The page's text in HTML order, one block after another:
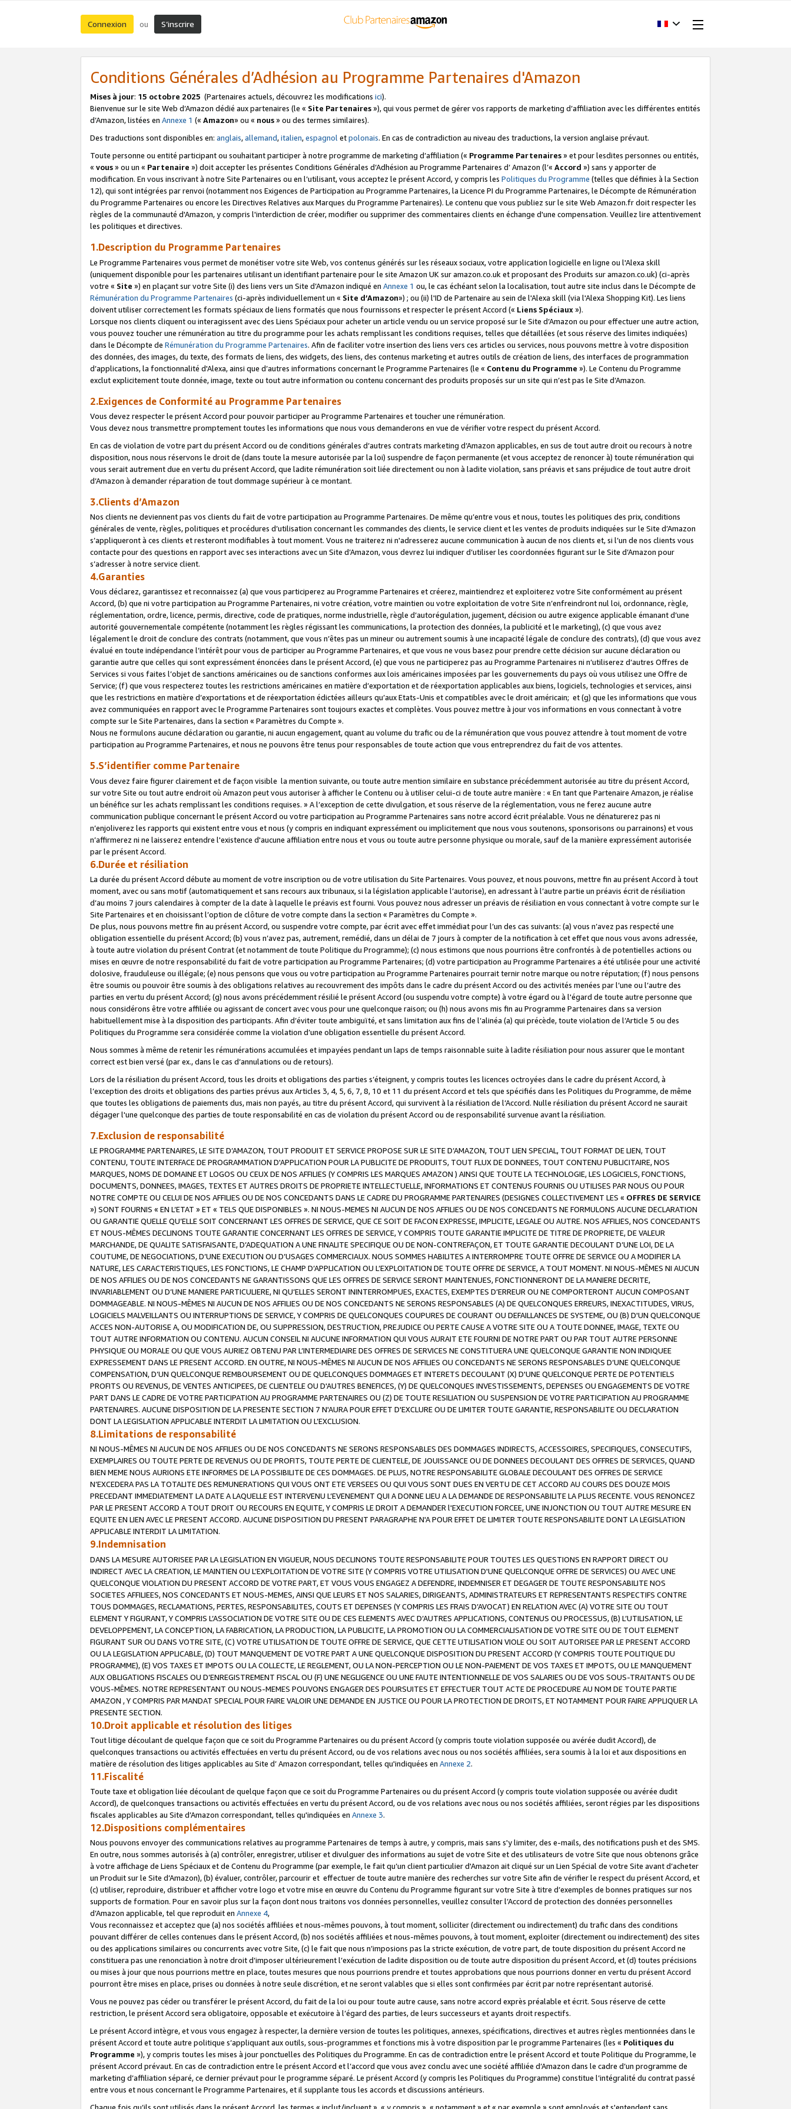
Connexion ou S’inscrire
Conditions Générales d’Adhésion au Programme Partenaires d'Amazon
Mises à jour: 15 octobre 2025 (Partenaires actuels, découvrez les modifications ici).
Bienvenue sur le site Web d’Amazon dédié aux partenaires (le « Site Partenaires»), qui vous permet de gérer vos rapports de marketing d’affiliation avec les différentes entités
d’Amazon, listées en Annexe 1 (« Amazon» ou « nous» ou des termes similaires).
Des traductions sont disponibles en: anglais,allemand,italien,espagnoletpolonais. En cas de contradiction au niveau des traductions, la version anglaise prévaut.
Toute personne ou entité participant ou souhaitant participer à notre programme de marketing d’affiliation (« Programme Partenaires» et pour lesdites personnes ou entités,
« vous» ou un « Partenaire ») doit accepter les présentes Conditions Générales d’Adhésion au Programme Partenaires d’ Amazon (l’« Accord ») sans y apporter de
modification. En vous inscrivant à notre Site Partenaires ou en l’utilisant, vous acceptez le présent Accord, y compris les Politiques du Programme (telles que définies à la Section
12), qui sont intégrées par renvoi (notamment nos Exigences de Participation au Programme Partenaires, la Licence PI du Programme Partenaires, le Décompte de Rémunération
du Programme Partenaires ou encore les Directives Relatives aux Marques du Programme Partenaires). Le contenu que vous publiez sur le site Web Amazon.fr doit respecter les
règles de la communauté d'Amazon, y compris l'interdiction de créer, modifier ou supprimer des commentaires clients en échange d'une compensation. Veuillez lire attentivement
les politiques et directives.
1.Description du Programme Partenaires
Le Programme Partenaires vous permet de monétiser votre site Web, vos contenus générés sur les réseaux sociaux, votre application logicielle en ligne ou l'Alexa skill
(uniquement disponible pour les partenaires utilisant un identifiant partenaire pour le site Amazon UK sur amazon.co.uk et proposant des Produits sur amazon.co.uk) (ci-après
votre « Site ») en plaçant sur votre Site (i) des liens vers un Site d’Amazon indiqué en Annexe 1 ou, le cas échéant selon la localisation, tout autre site inclus dans le Décompte de
Rémunération du Programme Partenaires (ci-après individuellement un « Site d’Amazon») ; ou (ii) l'ID de Partenaire au sein de l'Alexa skill (via l'Alexa Shopping Kit). Les liens
doivent utiliser correctement les formats spéciaux de liens formatés que nous fournissons et respecter le présent Accord (« Liens Spéciaux»).
Lorsque nos clients cliquent ou interagissent avec des Liens Spéciaux pour acheter un article vendu ou un service proposé sur le Site d’Amazon ou pour effectuer une autre action,
vous pouvez toucher une rémunération au titre du programme pour les achats remplissant les conditions requises, telles que détaillées (et sous réserve des limites indiquées)
dans le Décompte de Rémunération du Programme Partenaires. Afin de faciliter votre insertion des liens vers ces articles ou services, nous pouvons mettre à votre disposition
des données, des images, du texte, des formats de liens, des widgets, des liens, des contenus marketing et autres outils de création de liens, des interfaces de programmation
d’applications, la fonctionnalité d'Alexa, ainsi que d’autres informations concernant le Programme Partenaires (le « Contenu du Programme »). Le Contenu du Programme
exclut explicitement toute donnée, image, texte ou tout autre information ou contenu concernant des produits proposés sur un site qui n’est pas le Site d’Amazon.
2.Exigences de Conformité au Programme Partenaires
Vous devez respecter le présent Accord pour pouvoir participer au Programme Partenaires et toucher une rémunération.
Vous devez nous transmettre promptement toutes les informations que nous vous demanderons en vue de vérifier votre respect du présent Accord.
En cas de violation de votre part du présent Accord ou de conditions générales d’autres contrats marketing d’Amazon applicables, en sus de tout autre droit ou recours à notre
disposition, nous nous réservons le droit de (dans toute la mesure autorisée par la loi) suspendre de façon permanente (et vous acceptez de renoncer à) toute rémunération qui
vous serait autrement due en vertu du présent Accord, que ladite rémunération soit liée directement ou non à ladite violation, sans préavis et sans préjudice de tout autre droit
d’Amazon à demander réparation de tout dommage supérieur à ce montant.
3.Clients d’Amazon
Nos clients ne deviennent pas vos clients du fait de votre participation au Programme Partenaires. De même qu’entre vous et nous, toutes les politiques des prix, conditions
générales de vente, règles, politiques et procédures d’utilisation concernant les commandes des clients, le service client et les ventes de produits indiquées sur le Site d’Amazon
s’appliqueront à ces clients et resteront modifiables à tout moment. Vous ne traiterez ni n'adresserez aucune communication à aucun de nos clients et, si l’un de nos clients vous
contacte pour des questions en rapport avec ses interactions avec un Site d’Amazon, vous devrez lui indiquer d’utiliser les coordonnées figurant sur le Site d’Amazon pour
s’adresser à notre service client.
4.Garanties
Vous déclarez, garantissez et reconnaissez (a) que vous participerez au Programme Partenaires et créerez, maintiendrez et exploiterez votre Site conformément au présent
Accord, (b) que ni votre participation au Programme Partenaires, ni votre création, votre maintien ou votre exploitation de votre Site n’enfreindront nul loi, ordonnance, règle,
réglementation, ordre, licence, permis, directive, code de pratiques, norme industrielle, règle d’autorégulation, jugement, décision ou autre exigence applicable émanant d’une
autorité gouvernementale compétente (notamment les règles régissant les communications, la protection des données, la publicité et le marketing), (c) que vous avez
légalement le droit de conclure des contrats (notamment, que vous n’êtes pas un mineur ou autrement soumis à une incapacité légale de conclure des contrats), (d) que vous avez
évalué en toute indépendance l’intérêt pour vous de participer au Programme Partenaires, et que vous ne vous basez pour prendre cette décision sur aucune déclaration ou
garantie autre que celles qui sont expressément énoncées dans le présent Accord, (e) que vous ne participerez pas au Programme Partenaires ni n’utiliserez d’autres Offres de
Services si vous faites l’objet de sanctions américaines ou de sanctions conformes aux lois américaines imposées par les gouvernements du pays où vous utilisez une Offre de
Service; (f) que vous respecterez toutes les restrictions américaines en matière d’exportation et de réexportation applicables aux biens, logiciels, technologies et services, ainsi
que les restrictions en matière d’exportations et de réexportation édictées ailleurs qu’aux Etats-Unis et compatibles avec le droit américain; et (g) que les informations que vous
avez communiquées en rapport avec le Programme Partenaires sont toujours exactes et complètes. Vous pouvez mettre à jour vos informations en vous connectant à votre
compte sur le Site Partenaires, dans la section « Paramètres du Compte ».
Nous ne formulons aucune déclaration ou garantie, ni aucun engagement, quant au volume du trafic ou de la rémunération que vous pouvez attendre à tout moment de votre
participation au Programme Partenaires, et nous ne pouvons être tenus pour responsables de toute action que vous entreprendrez du fait de vos attentes.
5.S’identifier comme Partenaire
Vous devez faire figurer clairement et de façon visible la mention suivante, ou toute autre mention similaire en substance précédemment autorisée au titre du présent Accord,
sur votre Site ou tout autre endroit où Amazon peut vous autoriser à afficher le Contenu ou à utiliser celui-ci de toute autre manière : « En tant que Partenaire Amazon, je réalise
un bénéfice sur les achats remplissant les conditions requises. » A l’exception de cette divulgation, et sous réserve de la réglementation, vous ne ferez aucune autre
communication publique concernant le présent Accord ou votre participation au Programme Partenaires sans notre accord écrit préalable. Vous ne dénaturerez pas ni
n’enjoliverez les rapports qui existent entre vous et nous (y compris en indiquant expressément ou implicitement que nous vous soutenons, sponsorisons ou parrainons) et vous
n’affirmerez ni ne laisserez entendre l'existence d'aucune affiliation entre nous et vous ou toute autre personne physique ou morale, sauf de la manière expressément autorisée
par le présent Accord.
6.Durée et résiliation
La durée du présent Accord débute au moment de votre inscription ou de votre utilisation du Site Partenaires. Vous pouvez, et nous pouvons, mettre fin au présent Accord à tout
moment, avec ou sans motif (automatiquement et sans recours aux tribunaux, si la législation applicable l’autorise), en adressant à l’autre partie un préavis écrit de résiliation
d’au moins 7 jours calendaires à compter de la date à laquelle le préavis est fourni. Vous pouvez nous adresser un préavis de résiliation en vous connectant à votre compte sur le
Site Partenaires et en choisissant l’option de clôture de votre compte dans la section « Paramètres du Compte ».
De plus, nous pouvons mettre fin au présent Accord, ou suspendre votre compte, par écrit avec effet immédiat pour l’un des cas suivants: (a) vous n’avez pas respecté une
obligation essentielle du présent Accord; (b) vous n’avez pas, autrement, remédié, dans un délai de 7 jours à compter de la notification à cet effet que nous vous avons adressée,
à toute autre violation du présent Contrat (et notamment de toute Politique du Programme); (c) nous estimons que nous pourrions être confrontés à de potentielles actions ou
mises en œuvre de notre responsabilité du fait de votre participation au Programme Partenaires; (d) votre participation au Programme Partenaires a été utilisée pour une activité
dolosive, frauduleuse ou illégale; (e) nous pensons que vous ou votre participation au Programme Partenaires pourrait ternir notre marque ou notre réputation; (f) nous pensons
être soumis ou pouvoir être soumis à des obligations relatives au recouvrement des impôts dans le cadre du présent Accord ou des activités menées par l’une ou l’autre des
parties en vertu du présent Accord; (g) nous avons précédemment résilié le présent Accord (ou suspendu votre compte) à votre égard ou à l'égard de toute autre personne que
nous considérons être votre affiliée ou agissant de concert avec vous pour une quelconque raison; ou (h) nous avons mis fin au Programme Partenaires dans sa version
habituellement mise à la disposition des participants. Afin d’éviter toute ambiguïté, et sans limitation aux fins de l’alinéa (a) qui précède, toute violation de l’Article 5 ou des
Politiques du Programme sera considérée comme la violation d’une obligation essentielle du présent Accord.
Nous sommes à même de retenir les rémunérations accumulées et impayées pendant un laps de temps raisonnable suite à ladite résiliation pour nous assurer que le montant
correct est bien versé (par ex., dans le cas d’annulations ou de retours).
Lors de la résiliation du présent Accord, tous les droits et obligations des parties s’éteignent, y compris toutes les licences octroyées dans le cadre du présent Accord, à
l’exception des droits et obligations des parties prévus aux Articles 3, 4, 5, 6, 7, 8, 10 et 11 du présent Accord et tels que spécifiés dans les Politiques du Programme, de même
que toutes les obligations de paiements dus, mais non payés, au titre du présent Accord, qui survivent à la résiliation de l’Accord. Nulle résiliation du présent Accord ne saurait
dégager l'une quelconque des parties de toute responsabilité en cas de violation du présent Accord ou de responsabilité survenue avant la résiliation.
7.Exclusion de responsabilité
LE PROGRAMME PARTENAIRES, LE SITE D’AMAZON, TOUT PRODUIT ET SERVICE PROPOSE SUR LE SITE D’AMAZON, TOUT LIEN SPECIAL, TOUT FORMAT DE LIEN, TOUT
CONTENU, TOUTE INTERFACE DE PROGRAMMATION D'APPLICATION POUR LA PUBLICITE DE PRODUITS, TOUT FLUX DE DONNEES, TOUT CONTENU PUBLICITAIRE, NOS
MARQUES, NOMS DE DOMAINE ET LOGOS OU CEUX DE NOS AFFILIES (Y COMPRIS LES MARQUES AMAZON ) AINSI QUE TOUTE LA TECHNOLOGIE, LES LOGICIELS, FONCTIONS,
DOCUMENTS, DONNEES, IMAGES, TEXTES ET AUTRES DROITS DE PROPRIETE INTELLECTUELLE, INFORMATIONS ET CONTENUS FOURNIS OU UTILISES PAR NOUS OU POUR
NOTRE COMPTE OU CELUI DE NOS AFFILIES OU DE NOS CONCEDANTS DANS LE CADRE DU PROGRAMME PARTENAIRES (DESIGNES COLLECTIVEMENT LES « OFFRES DE SERVICE
») SONT FOURNIS « EN L’ETAT » ET « TELS QUE DISPONIBLES ». NI NOUS-MEMES NI AUCUN DE NOS AFFILIES OU DE NOS CONCEDANTS NE FORMULONS AUCUNE DECLARATION
OU GARANTIE QUELLE QU’ELLE SOIT CONCERNANT LES OFFRES DE SERVICE, QUE CE SOIT DE FACON EXPRESSE, IMPLICITE, LEGALE OU AUTRE. NOS AFFILIES, NOS CONCEDANTS
ET NOUS-MÊMES DECLINONS TOUTE GARANTIE CONCERNANT LES OFFRES DE SERVICE, Y COMPRIS TOUTE GARANTIE IMPLICITE DE TITRE DE PROPRIETE, DE VALEUR
MARCHANDE, DE QUALITE SATISFAISANTE, D’ADEQUATION A UNE FINALITE SPECIFIQUE OU DE NON-CONTREFAÇON, ET TOUTE GARANTIE DECOULANT D’UNE LOI, DE LA
COUTUME, DE NEGOCIATIONS, D’UNE EXECUTION OU D’USAGES COMMERCIAUX. NOUS SOMMES HABILITES A INTERROMPRE TOUTE OFFRE DE SERVICE OU A MODIFIER LA
NATURE, LES CARACTERISTIQUES, LES FONCTIONS, LE CHAMP D’APPLICATION OU L’EXPLOITATION DE TOUTE OFFRE DE SERVICE, A TOUT MOMENT. NI NOUS-MÊMES NI AUCUN
DE NOS AFFILIES OU DE NOS CONCEDANTS NE GARANTISSONS QUE LES OFFRES DE SERVICE SERONT MAINTENUES, FONCTIONNERONT DE LA MANIERE DECRITE,
INVARIABLEMENT OU D’UNE MANIERE PARTICULIERE, NI QU’ELLES SERONT ININTERROMPUES, EXACTES, EXEMPTES D’ERREUR OU NE COMPORTERONT AUCUN COMPOSANT
DOMMAGEABLE. NI NOUS-MÊMES NI AUCUN DE NOS AFFILIES OU DE NOS CONCEDANTS NE SERONS RESPONSABLES (A) DE QUELCONQUES ERREURS, INEXACTITUDES, VIRUS,
LOGICIELS MALVEILLANTS OU INTERRUPTIONS DE SERVICE, Y COMPRIS DE QUELCONQUES COUPURES DE COURANT OU DEFAILLANCES DE SYSTEME, OU (B) D'UN QUELCONQUE
ACCES NON-AUTORISE A, OU MODIFICATION DE, OU SUPPRESSION, DESTRUCTION, PREJUDICE OU PERTE CAUSE A VOTRE SITE OU A TOUTE DONNEE, IMAGE, TEXTE OU
TOUT AUTRE INFORMATION OU CONTENU. AUCUN CONSEIL NI AUCUNE INFORMATION QUI VOUS AURAIT ETE FOURNI DE NOTRE PART OU PAR TOUT AUTRE PERSONNE
PHYSIQUE OU MORALE OU QUE VOUS AURIEZ OBTENU PAR L’INTERMEDIAIRE DES OFFRES DE SERVICES NE CONSTITUERA UNE QUELCONQUE GARANTIE NON INDIQUEE
EXPRESSEMENT DANS LE PRESENT ACCORD. EN OUTRE, NI NOUS-MÊMES NI AUCUN DE NOS AFFILIES OU CONCEDANTS NE SERONS RESPONSABLES D’UNE QUELCONQUE
COMPENSATION, D’UN QUELCONQUE REMBOURSEMENT OU DE QUELCONQUES DOMMAGES ET INTERETS DECOULANT (X) D'UNE QUELCONQUE PERTE DE POTENTIELS
PROFITS OU REVENUS, DE VENTES ANTICIPEES, DE CLIENTELE OU D'AUTRES BENEFICES, (Y) DE QUELCONQUES INVESTISSEMENTS, DEPENSES OU ENGAGEMENTS DE VOTRE
PART DANS LE CADRE DE VOTRE PARTICIPATION AU PROGRAMME PARTENAIRES OU (Z) DE TOUTE RESILIATION OU SUSPENSION DE VOTRE PARTICIPATION AU PROGRAMME
PARTENAIRES. AUCUNE DISPOSITION DE LA PRESENTE SECTION 7 N'AURA POUR EFFET D'EXCLURE OU DE LIMITER TOUTE GARANTIE, RESPONSABILITE OU DECLARATION
DONT LA LEGISLATION APPLICABLE INTERDIT LA LIMITATION OU L’EXCLUSION.
8.Limitations de responsabilité
NI NOUS-MÊMES NI AUCUN DE NOS AFFILIES OU DE NOS CONCEDANTS NE SERONS RESPONSABLES DES DOMMAGES INDIRECTS, ACCESSOIRES, SPECIFIQUES, CONSECUTIFS,
EXEMPLAIRES OU TOUTE PERTE DE REVENUS OU DE PROFITS, TOUTE PERTE DE CLIENTELE, DE JOUISSANCE OU DE DONNEES DECOULANT DES OFFRES DE SERVICES, QUAND
BIEN MEME NOUS AURIONS ETE INFORMES DE LA POSSIBILITE DE CES DOMMAGES. DE PLUS, NOTRE RESPONSABILITE GLOBALE DECOULANT DES OFFRES DE SERVICE
N’EXCEDERA PAS LA TOTALITE DES REMUNERATIONS QUI VOUS ONT ETE VERSEES OU QUI VOUS SONT DUES EN VERTU DE CET ACCORD AU COURS DES DOUZE MOIS
PRECEDANT IMMEDIATEMENT LA DATE A LAQUELLE EST INTERVENU L’EVENEMENT QUI A DONNE LIEU A LA DEMANDE DE RESPONSABILITE LA PLUS RECENTE. VOUS RENONCEZ
PAR LE PRESENT ACCORD A TOUT DROIT OU RECOURS EN EQUITE, Y COMPRIS LE DROIT A DEMANDER l'EXECUTION FORCEE, UNE INJONCTION OU TOUT AUTRE MESURE EN
EQUITE EN LIEN AVEC LE PRESENT ACCORD. AUCUNE DISPOSITION DU PRESENT PARAGRAPHE N'A POUR EFFET DE LIMITER TOUTE RESPONSABILITE DONT LA LEGISLATION
APPLICABLE INTERDIT LA LIMITATION.
9.Indemnisation
DANS LA MESURE AUTORISEE PAR LA LEGISLATION EN VIGUEUR, NOUS DECLINONS TOUTE RESPONSABILITE POUR TOUTES LES QUESTIONS EN RAPPORT DIRECT OU
INDIRECT AVEC LA CREATION, LE MAINTIEN OU L’EXPLOITATION DE VOTRE SITE (Y COMPRIS VOTRE UTILISATION D'UNE QUELCONQUE OFFRE DE SERVICES) OU AVEC UNE
QUELCONQUE VIOLATION DU PRESENT ACCORD DE VOTRE PART, ET VOUS VOUS ENGAGEZ A DEFENDRE, INDEMNISER ET DEGAGER DE TOUTE RESPONSABILITE NOS
SOCIETES AFFILIEES, NOS CONCEDANTS ET NOUS-MEMES, AINSI QUE LEURS ET NOS SALARIES, DIRIGEANTS, ADMINISTRATEURS ET REPRESENTANTS RESPECTIFS CONTRE
TOUS DOMMAGES, RECLAMATIONS, PERTES, RESPONSABILITES, COUTS ET DEPENSES (Y COMPRIS LES FRAIS D’AVOCAT) EN RELATION AVEC (A) VOTRE SITE OU TOUT
ELEMENT Y FIGURANT, Y COMPRIS L’ASSOCIATION DE VOTRE SITE OU DE CES ELEMENTS AVEC D’AUTRES APPLICATIONS, CONTENUS OU PROCESSUS, (B) L’UTILISATION, LE
DEVELOPPEMENT, LA CONCEPTION, LA FABRICATION, LA PRODUCTION, LA PUBLICITE, LA PROMOTION OU LA COMMERCIALISATION DE VOTRE SITE OU DE TOUT ELEMENT
FIGURANT SUR OU DANS VOTRE SITE, (C) VOTRE UTILISATION DE TOUTE OFFRE DE SERVICE, QUE CETTE UTILISATION VIOLE OU SOIT AUTORISEE PAR LE PRESENT ACCORD
OU LA LEGISLATION APPLICABLE, (D) TOUT MANQUEMENT DE VOTRE PART A UNE QUELCONQUE DISPOSITION DU PRESENT ACCORD (Y COMPRIS TOUTE POLITIQUE DU
PROGRAMME), (E) VOS TAXES ET IMPOTS OU LA COLLECTE, LE REGLEMENT, OU LA NON-PERCEPTION OU LE NON-PAIEMENT DE VOS TAXES ET IMPOTS, OU LE MANQUEMENT
AUX OBLIGATIONS FISCALES OU D’ENREGISTREMENT FISCAL OU (F) UNE NEGLIGENCE OU UNE FAUTE INTENTIONNELLE DE VOS SALARIES OU DE VOS SOUS-TRAITANTS OU DE
VOUS-MÊMES. NOTRE REPRESENTANT OU NOUS-MEMES POUVONS ENGAGER DES POURSUITES ET EFFECTUER TOUT ACTE DE PROCEDURE AU NOM DE TOUTE PARTIE
AMAZON , Y COMPRIS PAR MANDAT SPECIAL POUR FAIRE VALOIR UNE DEMANDE EN JUSTICE OU POUR LA PROTECTION DE DROITS, ET NOTAMMENT POUR FAIRE APPLIQUER LA
PRESENTE SECTION.
10.Droit applicable et résolution des litiges
Tout litige découlant de quelque façon que ce soit du Programme Partenaires ou du présent Accord (y compris toute violation supposée ou avérée dudit Accord), de
quelconques transactions ou activités effectuées en vertu du présent Accord, ou de vos relations avec nous ou nos sociétés affiliées, sera soumis à la loi et aux dispositions en
matière de résolution des litiges applicables au Site d’ Amazon correspondant, telles qu'indiquées en Annexe 2.
11.Fiscalité
Toute taxe et obligation liée découlant de quelque façon que ce soit du Programme Partenaires ou du présent Accord (y compris toute violation supposée ou avérée dudit
Accord), de quelconques transactions ou activités effectuées en vertu du présent Accord, ou de vos relations avec nous ou nos sociétés affiliées, seront régies par les dispositions
fiscales applicables au Site d’Amazon correspondant, telles qu'indiquées en Annexe 3.
12.Dispositions complémentaires
Nous pouvons envoyer des communications relatives au programme Partenaires de temps à autre, y compris, mais sans s'y limiter, des e-mails, des notifications push et des SMS.
En outre, nous sommes autorisés à (a) contrôler, enregistrer, utiliser et divulguer des informations au sujet de votre Site et des utilisateurs de votre Site que nous obtenons grâce
à votre affichage de Liens Spéciaux et de Contenu du Programme (par exemple, le fait qu’un client particulier d'Amazon ait cliqué sur un Lien Spécial de votre Site avant d’acheter
un Produit sur le Site d’Amazon), (b) évaluer, contrôler, parcourir et effectuer de toute autre manière des recherches sur votre Site afin de vérifier le respect du présent Accord, et
(c) utiliser, reproduire, distribuer et afficher votre logo et votre mise en œuvre du Contenu du Programme figurant sur votre Site à titre d’exemples de bonnes pratiques sur nos
supports de formation. Pour en savoir plus sur la façon dont nous traitons vos données personnelles, veuillez consulter l’Accord de protection des données personnelles
d’Amazon applicable, tel que reproduit en Annexe 4,
Vous reconnaissez et acceptez que (a) nos sociétés affiliées et nous-mêmes pouvons, à tout moment, solliciter (directement ou indirectement) du trafic dans des conditions
pouvant différer de celles contenues dans le présent Accord, (b) nos sociétés affiliées et nous-mêmes pouvons, à tout moment, exploiter (directement ou indirectement) des sites
ou des applications similaires ou concurrents avec votre Site, (c) le fait que nous n’imposions pas la stricte exécution, de votre part, de toute disposition du présent Accord ne
constituera pas une renonciation à notre droit d’imposer ultérieurement l’exécution de ladite disposition ou de toute autre disposition du présent Accord, et (d) toutes précisions
ou mises à jour que nous pourrions mettre en place, toutes mesures que nous pourrions prendre et toutes approbations que nous pourrions donner en vertu du présent Accord
pourront être mises en place, prises ou données à notre seule discrétion, et ne seront valables que si elles sont confirmées par écrit par notre représentant autorisé.
Vous ne pouvez pas céder ou transférer le présent Accord, du fait de la loi ou pour toute autre cause, sans notre accord exprès préalable et écrit. Sous réserve de cette
restriction, le présent Accord sera obligatoire, opposable et exécutoire à l’égard des parties, de leurs successeurs et ayants droit respectifs.
Le présent Accord intègre, et vous vous engagez à respecter, la dernière version de toutes les politiques, annexes, spécifications, directives et autres règles mentionnées dans le
présent Accord et toute autre politique s’appliquant aux outils, sous-programmes et fonctions mis à votre disposition par le programme Partenaires (les « Politiques du
Programme »), y compris toutes les mises à jour ponctuelles des Politiques du Programme. En cas de contradiction entre le présent Accord et toute Politique du Programme, le
présent Accord prévaut. En cas de contradiction entre le présent Accord et l’accord que vous avez conclu avec une société affiliée d’Amazon dans le cadre d’un programme de
marketing d’affiliation séparé, ce dernier prévaut pour le programme séparé. Le présent Accord (y compris les Politiques du Programme) constitue l’intégralité du contrat passé
entre vous et nous concernant le Programme Partenaires, et il supplante tous les accords et discussions antérieurs.